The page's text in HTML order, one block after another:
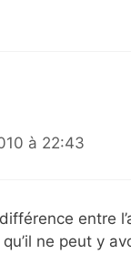
à 22:43
entre
qu’il ne peut y